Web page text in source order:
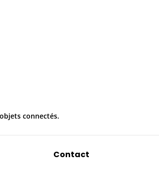
connectés.
Contact